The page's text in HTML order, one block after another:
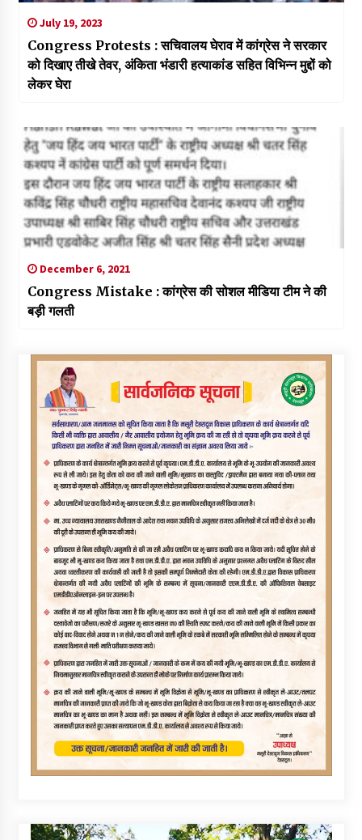
July 19, 2023
Congress Protests : सचिवालय घेराव में कांग्रेस ने सरकार
को दिखाए तीखे तेवर, अंकिता भंडारी हत्याकांड सहित विभिन्न मुद्दों को
लेकर घेरा
December 6, 2021
Congress Mistake : कांग्रेस की सोशल मीडिया टीम ने की
बड़ी गलती